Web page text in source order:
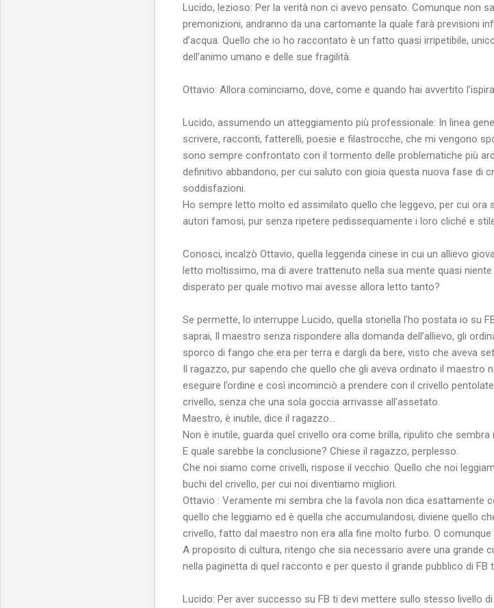
Lucido, lezioso: Per la verità non ci avevo pensato. Comunque non
premonizioni, andranno da una cartomante la quale farà previsioni
d’acqua. Quello che io ho raccontato è un fatto quasi irripetibile,
dell’animo umano e delle sue fragilità.
Ottavio: Allora cominciamo, dove, come e quando hai avvertito
Lucido, assumendo un atteggiamento più professionale: In linea
scrivere, racconti, fatterelli, poesie e filastrocche, che mi vengono
sono sempre confrontato con il tormento delle problematiche più
definitivo abbandono, per cui saluto con gioia questa nuova fase di
soddisfazioni.
Ho sempre letto molto ed assimilato quello che leggevo, per cui
autori famosi, pur senza ripetere pedissequamente i loro cliché e
Conosci, incalzò Ottavio, quella leggenda cinese in cui un allievo
letto moltissimo, ma di avere trattenuto nella sua mente quasi
disperato per quale motivo mai avesse allora letto tanto?
Se permette, lo interruppe Lucido, quella storiella l’ho postata io su
saprai, Il maestro senza rispondere alla domanda dell’allievo, gli
sporco di fango che era per terra e dargli da bere, visto che aveva
Il ragazzo, pur sapendo che quello che gli aveva ordinato il maestro
eseguire l’ordine e così incominciò a prendere con il crivello
crivello, senza che una sola goccia arrivasse all’assetato.
Maestro, è inutile, dice il ragazzo…
Non è inutile, guarda quel crivello ora come brilla, ripulito che sembra
E quale sarebbe la conclusione? Chiese il ragazzo, perplesso.
Che noi siamo come crivelli, rispose il vecchio. Quello che noi
buchi del crivello, per cui noi diventiamo migliori.
Ottavio : Veramente mi sembra che la favola non dica esattamente
quello che leggiamo ed è quella che accumulandosi, diviene quello
crivello, fatto dal maestro non era alla fine molto furbo. O comunque
A proposito di cultura, ritengo che sia necessario avere una grande
nella paginetta di quel racconto e per questo il grande pubblico di
Lucido: Per aver successo su FB ti devi mettere sullo stesso livello